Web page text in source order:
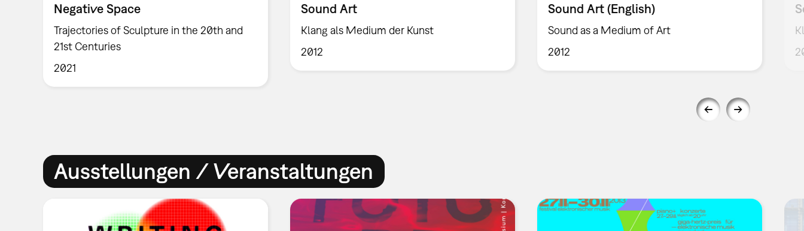
Negative Space
Trajectories of Sculpture in the 20th and
21st Centuries
2021
Sound Art
Klang als Medium der Kunst
2012
Sound Art (English)
Sound as a Medium of Art
2012
Ausstellungen / Veranstaltungen